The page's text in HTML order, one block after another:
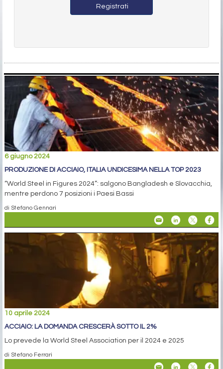
Registrati
6 giugno 2024
PRODUZIONE DI ACCIAIO, ITALIA UNDICESIMA NELLA TOP 2023
“World Steel in Figures 2024”: salgono Bangladesh e Slovacchia,
mentre perdono 7 posizioni i Paesi Bassi
di Stefano Gennari
10 aprile 2024
ACCIAIO: LA DOMANDA CRESCERÀ SOTTO IL 2%
Lo prevede la World Steel Association per il 2024 e 2025
di Stefano Ferrari